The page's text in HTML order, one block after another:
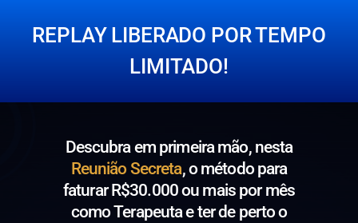
REPLAY LIBERADO POR TEMPO
LIMITADO!
Descubra em primeira mão, nesta
Reunião Secreta, o método para
faturar R$30.000 ou mais por mês
como Terapeuta e ter de perto o